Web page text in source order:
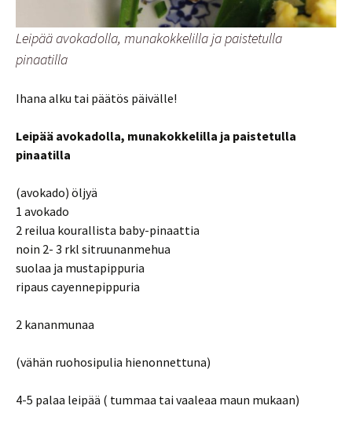
Leipää avokadolla, munakokkelilla ja paistetulla
pinaatilla
Ihana alku tai päätös päivälle!
Leipää avokadolla, munakokkelilla ja paistetulla
pinaatilla
(avokado) öljyä
1 avokado
2 reilua kourallista baby-pinaattia
noin 2- 3 rkl sitruunanmehua
suolaa ja mustapippuria
ripaus cayennepippuria
2 kananmunaa
(vähän ruohosipulia hienonnettuna)
4-5 palaa leipää ( tummaa tai vaaleaa maun mukaan)